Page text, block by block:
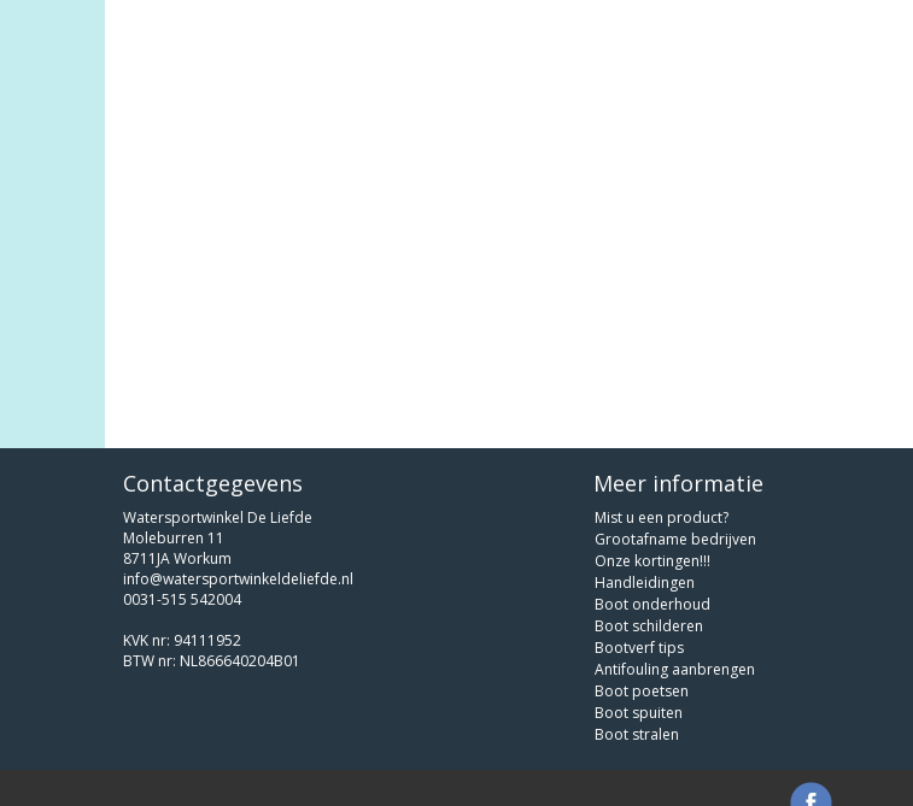
Contactgegevens
Watersportwinkel De Liefde
Moleburren 11
8711JA Workum
info@watersportwinkeldeliefde.nl
0031-515 542004
KVK nr: 94111952
BTW nr: NL866640204B01
Meer informatie
Mist u een product?
Grootafname bedrijven
Onze kortingen!!!
Handleidingen
Boot onderhoud
Boot schilderen
Bootverf tips
Antifouling aanbrengen
Boot poetsen
Boot spuiten
Boot stralen